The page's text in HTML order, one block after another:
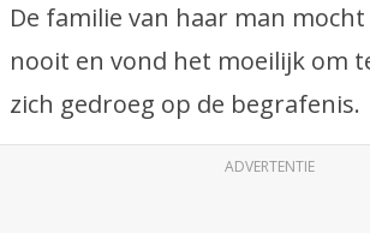
De familie van haar man
nooit en vond het moeilijk om
zich gedroeg op de begrafenis.
ADVERTENTIE